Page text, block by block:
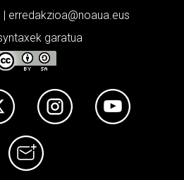
erredakzioa@noaua.eus
garatua